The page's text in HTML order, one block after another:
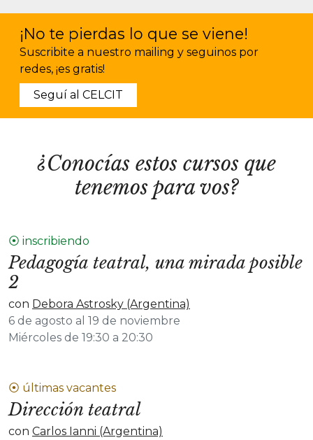
¡No te pierdas lo que se viene!
Suscribite a nuestro mailing y seguinos por
redes, ¡es gratis!
Seguí al CELCIT
¿Conocías estos cursos que
tenemos para vos?
⦿ inscribiendo
Pedagogía teatral, una mirada posible
2
con Debora Astrosky (Argentina)
6 de agosto al 19 de noviembre
Miércoles de 19:30 a 20:30
⦿ últimas vacantes
Dirección teatral
con Carlos Ianni (Argentina)